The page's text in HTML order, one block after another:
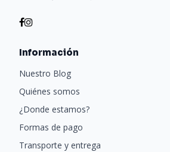
Información
Nuestro Blog
Quiénes somos
¿Donde estamos?
Formas de pago
Transporte y entrega